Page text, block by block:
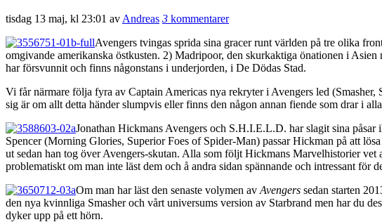
tisdag 13 maj, kl 23:01 av Andreas 3 kommentarer
Avengers tvingas sprida sina gracer runt världen på tre olika
omgivande amerikanska östkusten. 2) Madripoor, den skurkaktiga önationen i
har försvunnit och finns någonstans i underjorden, i De Dödas Stad.
Vi får närmare följa fyra av Captain Americas nya rekryter i Avengers led
sig är om allt detta händer slumpvis eller finns den någon annan fiende som drar i
Jonathan Hickmans Avengers och S.H.I.E.L.D. har slagit sina
Spencer (Morning Glories, Superior Foes of Spider-Man) passar Hickman på att
ut sedan han tog över Avengers-skutan. Alla som följt Hickmans Marvelhistorier
problematiskt om man inte läst dem och å andra sidan spännande och intressant för
Om man har läst den senaste volymen av Avengers sedan starten
den nya kvinnliga Smasher och vårt universums version av Starbrand men har du
dyker upp på ett hörn.